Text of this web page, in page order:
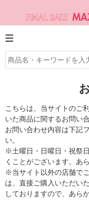
こちらは、当サイトのご
いた商品に関するお問い
お問い合わせ内容は下記
い。
※土曜日・日曜日・祝祭
くことがございます。あ
※当サイト以外の店舗で
は、直接ご購入いただい
しておりますので、あら